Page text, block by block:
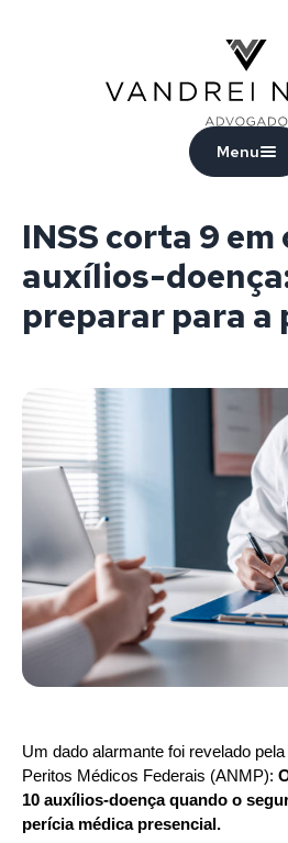
Menu
INSS corta 9 em
auxílios-
preparar para a
Um dado alarmante foi revelado
Peritos Médicos Federais (ANMP):
10 auxílios-doença quando o
perícia médica presencial.